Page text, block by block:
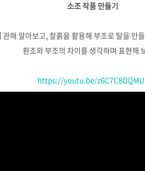
소조작품만들기
관해 알아보고, 찰흙을 활용해부조로 탈을 만
환조와부조의 차이를 생각하며 표현해
https://youtu.be/